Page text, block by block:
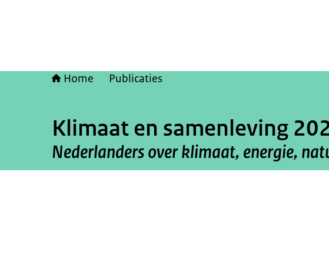
Home Publicaties
Klimaat en samenleving
Nederlanders over klimaat, energie,